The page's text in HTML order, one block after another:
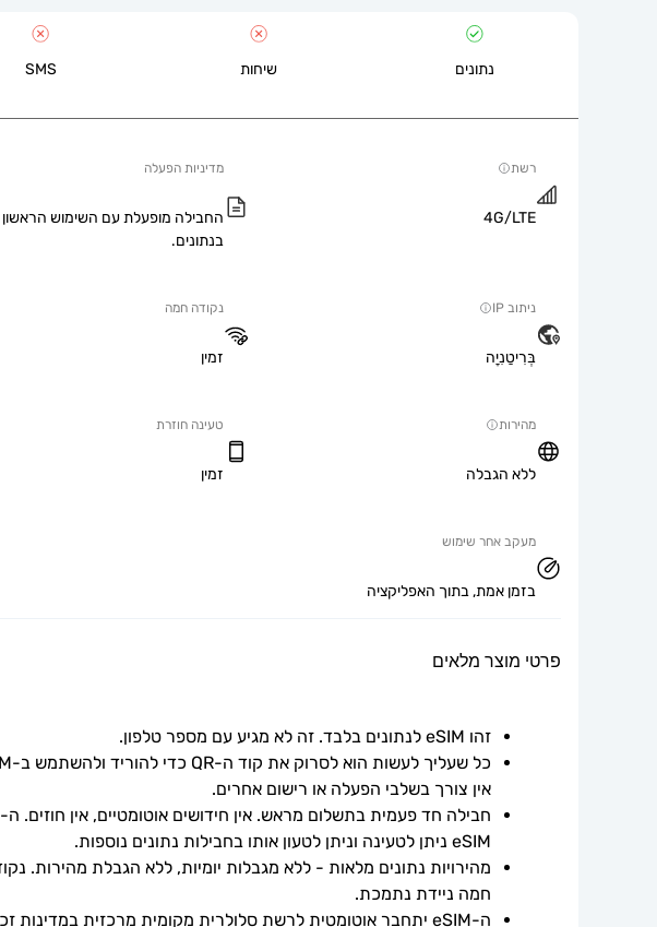
נתונים שיחות SMS
רשת
4G/LTE
מדיניות הפעלה
החבילה מופעלת עם השימוש הראשון
בנתונים.
ניתוב IP
בְּרִיטַנִיָה
נקודה חמה
זמין
מהירות
ללא הגבלה
טעינה חוזרת
זמין
מעקב אחר שימוש
בזמן אמת, בתוך האפליקציה
פרטי מוצר מלאים
זהו eSIM לנתונים בלבד. זה לא מגיע עם מספר טלפון.
אין צורך בשלבי הפעלה או רישום אחרים.
חבילה חד פעמית בתשלום מראש. אין חידושים אוטומטיים, אין חוזים. ה-
eSIM ניתן לטעינה וניתן לטעון אותו בחבילות נתונים נוספות.
חמה ניידת נתמכת.